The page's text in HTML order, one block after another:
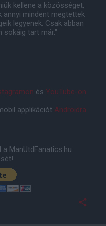
kellene a közösséget,
annyi mindent megtettek
legyenek. Csak abban
sokáig tart már."
és YouTube-on
applikációt Androidra
ManUtdFanatics.hu